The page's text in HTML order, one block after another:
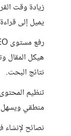
زيادة وقت
يميل إلى
هيكل المقال
نتائج البحث.
تنظيم
منطقي ويسهل
نصائح